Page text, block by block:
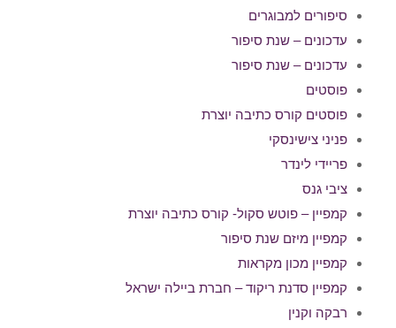
סיפורים למבוגרים
עדכונים – שנת סיפור
עדכונים – שנת סיפור
פוסטים
פוסטים קורס כתיבה יוצרת
פניני צישינסקי
פריידי לינדר
ציבי גנס
קמפיין – פוטש סקול- קורס כתיבה יוצרת
קמפיין מיזם שנת סיפור
קמפיין מכון מקראות
קמפיין סדנת ריקוד – חברת ביילה ישראל
רבקה וקנין